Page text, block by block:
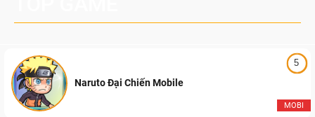
5
MOBI
Naruto Đại Chiến Mobile